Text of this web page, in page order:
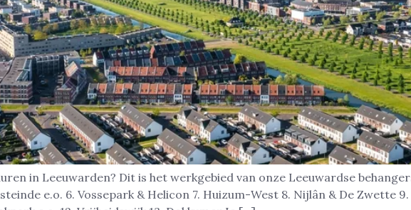
in Leeuwarden? Dit is het werkgebied van onze Leeuwardse
e.o. 6. Vossepark & Helicon 7. Huizum-West 8. Nijlân & De Zwette